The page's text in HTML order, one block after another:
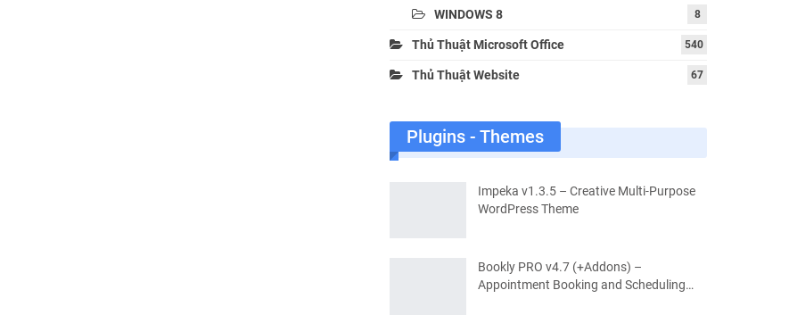
WINDOWS 8 8
Thủ Thuật Microsoft Office 540
Thủ Thuật Website 67
Plugins - Themes
Impeka v1.3.5 – Creative Multi-Purpose
WordPress Theme
Bookly PRO v4.7 (+Addons) –
Appointment Booking and Scheduling…